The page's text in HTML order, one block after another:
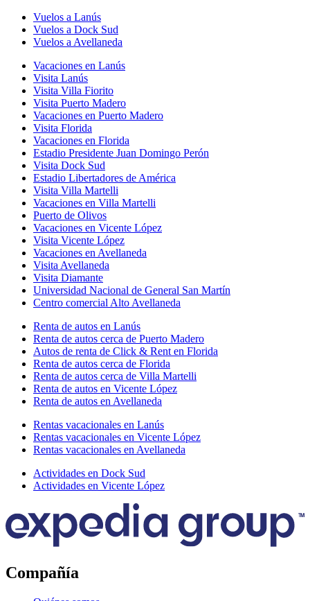
Vuelos a Lanús
Vuelos a Dock Sud
Vuelos a Avellaneda
Vacaciones en Lanús
Visita Lanús
Visita Villa Fiorito
Visita Puerto Madero
Vacaciones en Puerto Madero
Visita Florida
Vacaciones en Florida
Estadio Presidente Juan Domingo Perón
Visita Dock Sud
Estadio Libertadores de América
Visita Villa Martelli
Vacaciones en Villa Martelli
Puerto de Olivos
Vacaciones en Vicente López
Visita Vicente López
Vacaciones en Avellaneda
Visita Avellaneda
Visita Diamante
Universidad Nacional de General San Martín
Centro comercial Alto Avellaneda
Renta de autos en Lanús
Renta de autos cerca de Puerto Madero
Autos de renta de Click & Rent en Florida
Renta de autos cerca de Florida
Renta de autos cerca de Villa Martelli
Renta de autos en Vicente López
Renta de autos en Avellaneda
Rentas vacacionales en Lanús
Rentas vacacionales en Vicente López
Rentas vacacionales en Avellaneda
Actividades en Dock Sud
Actividades en Vicente López
Compañía